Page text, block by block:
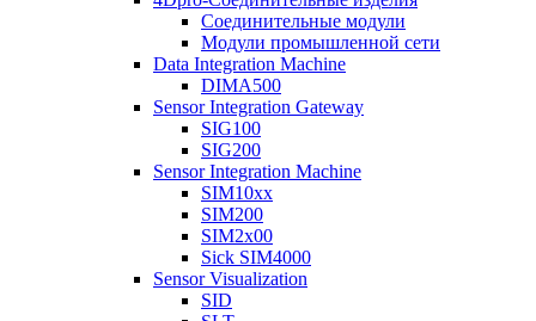
Соединительные модули
Модули промышленной сети
Data Integration Machine
DIMA500
Sensor Integration Gateway
SIG100
SIG200
Sensor Integration Machine
SIM10xx
SIM200
SIM2x00
Sick SIM4000
Sensor Visualization
SID